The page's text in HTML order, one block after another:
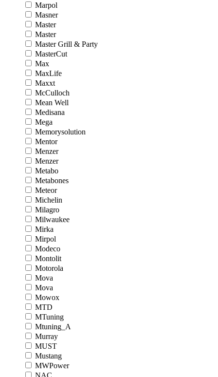
Marpol
Masner
Master
Master
Master Grill & Party
MasterCut
Max
MaxLife
Maxxt
McCulloch
Mean Well
Medisana
Mega
Memorysolution
Mentor
Menzer
Menzer
Metabo
Metabones
Meteor
Michelin
Milagro
Milwaukee
Mirka
Mirpol
Modeco
Montolit
Motorola
Mova
Mova
Mowox
MTD
MTuning
Mtuning_A
Murray
MUST
Mustang
MWPower
NAC